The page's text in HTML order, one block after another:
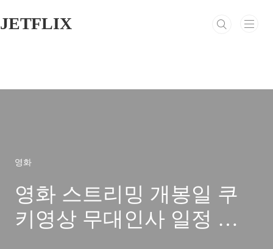
JETFLIX
영화
영화 스트리밍 개봉일 쿠
키영상 무대인사 일정 제